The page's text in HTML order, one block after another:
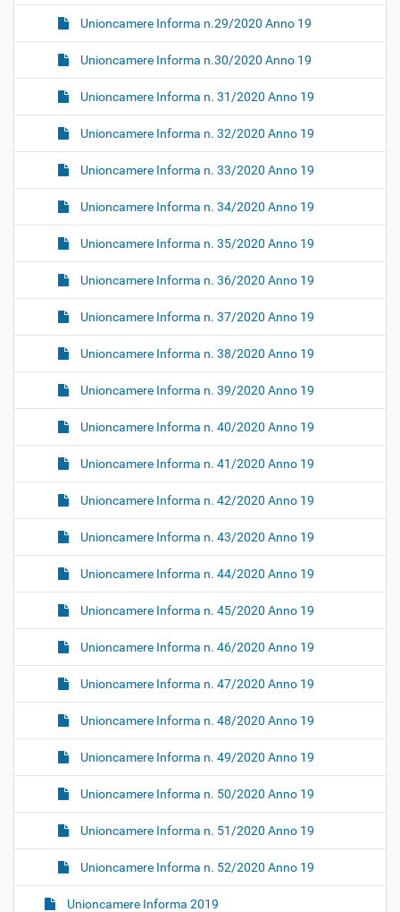
Unioncamere Informa n.29/2020 Anno 19
Unioncamere Informa n.30/2020 Anno 19
Unioncamere Informa n. 31/2020 Anno 19
Unioncamere Informa n. 32/2020 Anno 19
Unioncamere Informa n. 33/2020 Anno 19
Unioncamere Informa n. 34/2020 Anno 19
Unioncamere Informa n. 35/2020 Anno 19
Unioncamere Informa n. 36/2020 Anno 19
Unioncamere Informa n. 37/2020 Anno 19
Unioncamere Informa n. 38/2020 Anno 19
Unioncamere Informa n. 39/2020 Anno 19
Unioncamere Informa n. 40/2020 Anno 19
Unioncamere Informa n. 41/2020 Anno 19
Unioncamere Informa n. 42/2020 Anno 19
Unioncamere Informa n. 43/2020 Anno 19
Unioncamere Informa n. 44/2020 Anno 19
Unioncamere Informa n. 45/2020 Anno 19
Unioncamere Informa n. 46/2020 Anno 19
Unioncamere Informa n. 47/2020 Anno 19
Unioncamere Informa n. 48/2020 Anno 19
Unioncamere Informa n. 49/2020 Anno 19
Unioncamere Informa n. 50/2020 Anno 19
Unioncamere Informa n. 51/2020 Anno 19
Unioncamere Informa n. 52/2020 Anno 19
Unioncamere Informa 2019